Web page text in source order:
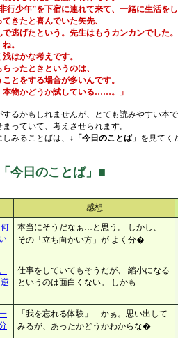
行少年”を下宿に連れて来て、一緒に生活をし
きたと喜んでいた矢先、
逃げたという。先生はもうカンカンでした。
。
はかな考えです。
ったときというのは、
とをする場合が多いんです。
物かどうか試している……。」
るかもしれませんが、とても読みやすい本で
っていて、考えさせられます。
みることばは、 ↓「今日のことば」 を見てく
今日のことば」■
感想
本当にそうだなぁ…と思う。 しかし、
その「立ち向かい方」が よく分�
仕事をしていてもそうだが、 縮小になる
というのは面白くない。 しかも
「我を忘れる体験」…かぁ。思い出して
みるが、あったかどうかわからな�